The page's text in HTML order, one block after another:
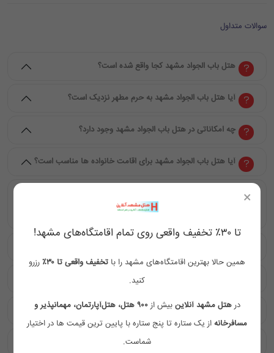
سوالات متداول
هتل باب الجواد مشهد کجا واقع شده است؟
آیا هتل باب الجواد مشهد به حرم مطهر نزدیک است؟
چه امکاناتی در هتل باب الجواد مشهد وجود دارد؟
آیا هتل باب الجواد مشهد برای اقامت خانواده ها مناسب است؟
چه نوع اتاق هایی در هتل باب الجواد مشهد وجود دارد؟
آیا هتل باب الجواد مشهد برای اقامت اقتصادی مناسب است؟
آیا اینترنت در هتل باب الجواد مشهد رایگان است؟
×
تا ۳۰٪ تخفیف واقعی روی تمام اقامتگاه‌های مشهد!
همین حالا بهترین اقامتگاه‌های مشهد را با تخفیف واقعی تا ۳۰٪
رزرو
کنید.
درهتل مشهد آنلاین بیش از
۹۰۰ هتل، هتل‌آپارتمان، مهمانپذیر و
مسافرخانه از یک ستاره تا پنج ستاره با پایین ترین قیمت ها در اختیار
شماست.